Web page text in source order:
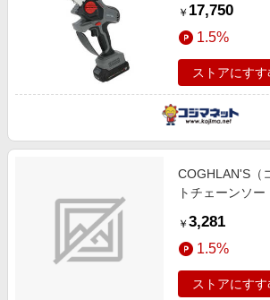
￥ 17,750
1.5%
ストアにすす
COGHLAN'S（
トチェーンソ
￥ 3,281
1.5%
ストアにすす